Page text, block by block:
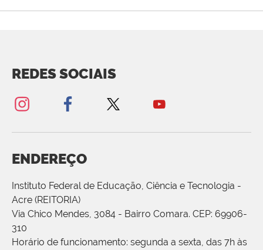
REDES SOCIAIS
ENDEREÇO
Instituto Federal de Educação, Ciência e Tecnologia -
Acre (REITORIA)
Via Chico Mendes, 3084 - Bairro Comara. CEP: 69906-
310
Horário de funcionamento: segunda a sexta, das 7h às